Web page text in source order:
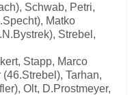
Schwab, Petri,
Matko
Strebel,
Stapp, Marco
Tarhan,
Olt, D.Prostmeyer,